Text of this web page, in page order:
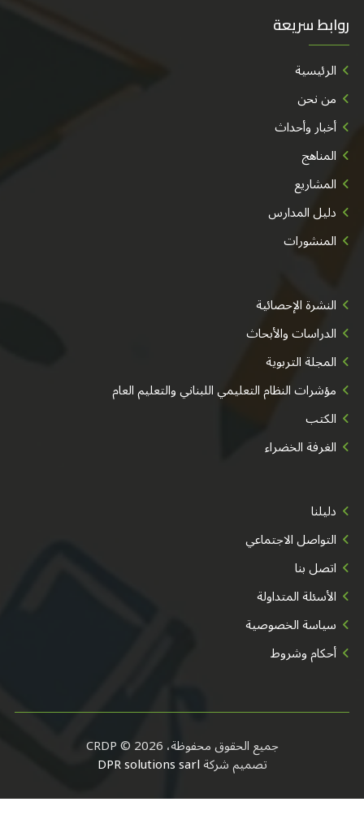
روابط سريعة
الرئيسية
من نحن
أخبار وأحداث
المناهج
المشاريع
دليل المدارس
المنشورات
النشرة الإحصائية
الدراسات والأبحاث
المجلة التربوية
مؤشرات النظام التعليمي اللبناني والتعليم العام
الكتب
الغرفة الخضراء
دليلنا
التواصل الاجتماعي
اتصل بنا
الأسئلة المتداولة
سياسة الخصوصية
أحكام وشروط
جميع الحقوق محفوظة، CRDP © 2026
تصميم شركةDPR solutions sarl